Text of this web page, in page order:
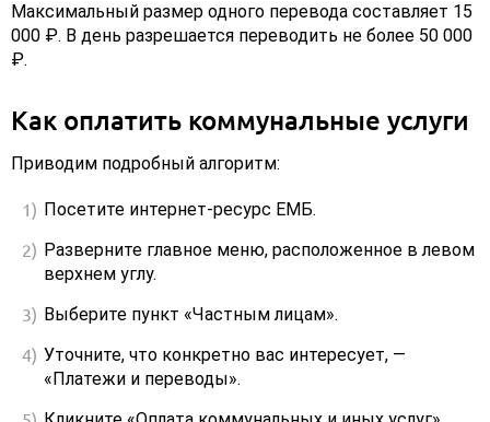
Максимальный размер одного перевода составляет 15
000 ₽. В день разрешается переводить не более 50 000
₽.
Как оплатить коммунальные услуги
Приводим подробный алгоритм:
Посетите интернет-ресурс ЕМБ.
Разверните главное меню, расположенное в левом
верхнем углу.
Выберите пункт «Частным лицам».
Уточните, что конкретно вас интересует, —
«Платежи и переводы».